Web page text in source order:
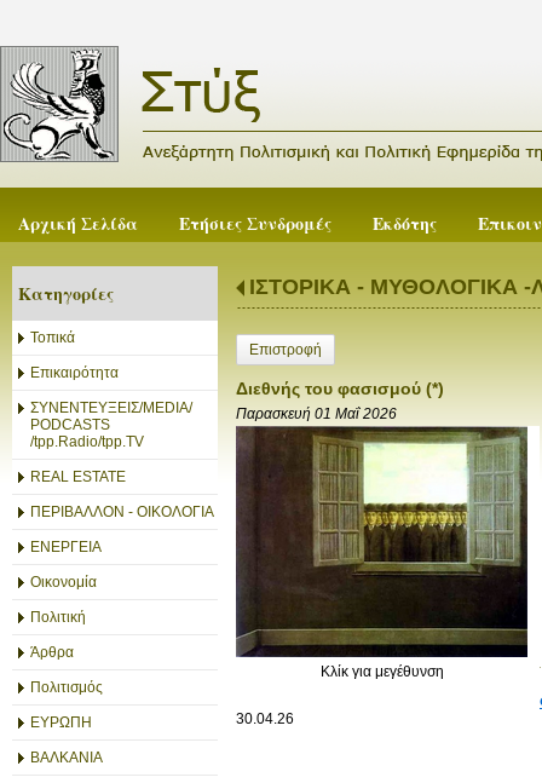
Αρχική Σελίδα Ετήσιες Συνδρομές Εκδότης
Κατηγορίες
Τοπικά
Επικαιρότητα
ΣΥΝΕΝΤΕΥΞΕΙΣ/MEDIA/
PODCASTS
/tpp.Radio/tpp.TV
REAL ESTATE
ΠΕΡΙΒΑΛΛΟΝ - ΟΙΚΟΛΟΓΙΑ
ΕΝΕΡΓΕΙΑ
Οικονομία
Πολιτική
Άρθρα
Πολιτισμός
ΕΥΡΩΠΗ
ΒΑΛΚΑΝΙΑ
ΙΣΤΟΡΙΚΑ - ΜΥΘΟΛΟΓΙΚΑ -
Επιστροφή
Διεθνής του φασισμού (*)
Παρασκευή 01 Μαΐ 2026
Κλίκ για μεγέθυνση
30.04.26